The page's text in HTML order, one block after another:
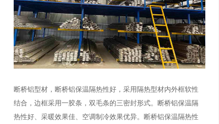
断桥铝型材，断桥铝保温隔热性好，采用隔热型材内外框软性
结合，边框采用一胶条，双毛条的三密封形式。断桥铝保温隔
热性好、采暖效果佳、空调制冷效果优异。断桥铝保温隔热性